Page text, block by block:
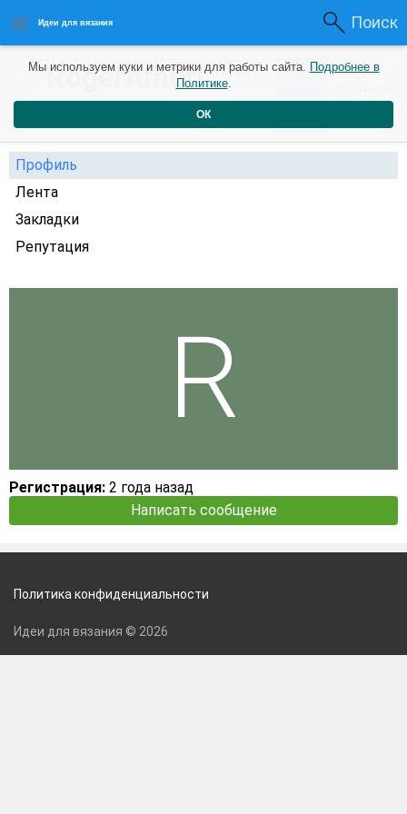
Идеи для вязания Поиск
RogerAmuri2 года 0 0
Профиль
Лента
Закладки
Репутация
Регистрация: 2 года назад
Написать сообщение
Мы используем куки и метрики для работы сайта. Подробнее в
Политике.
ОК
Политика конфиденциальности
Идеи для вязания © 2026